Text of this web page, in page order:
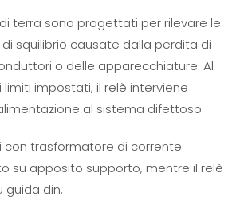
terra sono progettati per rilevare le
squilibrio causate dalla perdita di
o delle apparecchiature. Al
impostati, il relè interviene
al sistema difettoso.
con trasformatore di corrente
su apposito supporto, mentre il relè
guida din.